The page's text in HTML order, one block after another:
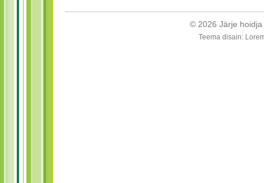
© 2026 Järje hoidja
Teema disain: